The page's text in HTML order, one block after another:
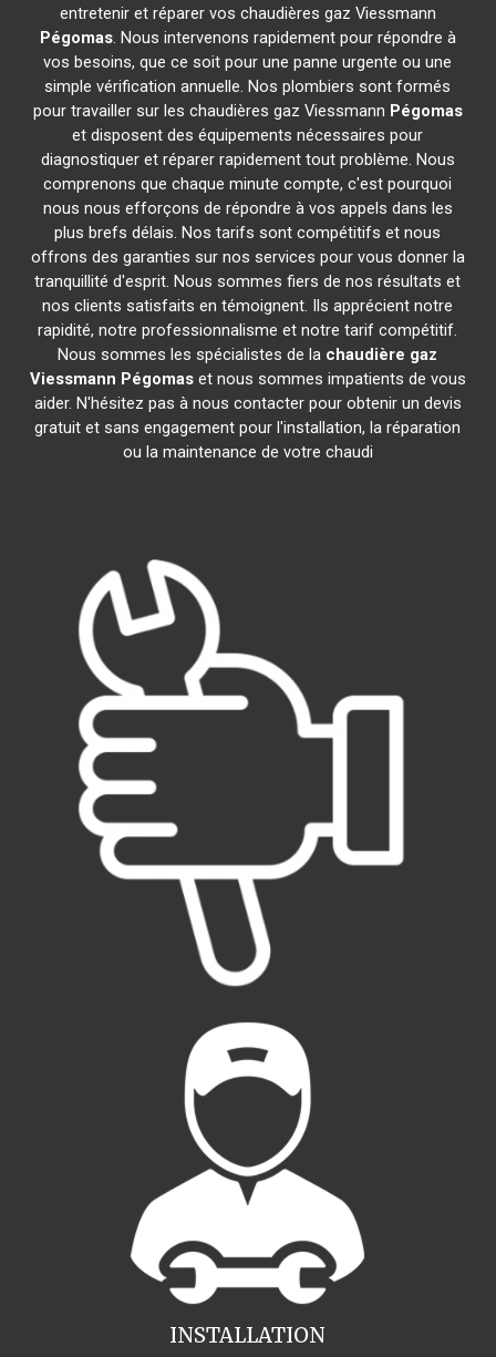
entretenir et réparer vos chaudières gaz Viessmann
Pégomas. Nous intervenons rapidement pour répondre à
vos besoins, que ce soit pour une panne urgente ou une
simple vérification annuelle. Nos plombiers sont formés
pour travailler sur les chaudières gaz Viessmann Pégomas
et disposent des équipements nécessaires pour
diagnostiquer et réparer rapidement tout problème. Nous
comprenons que chaque minute compte, c'est pourquoi
nous nous efforçons de répondre à vos appels dans les
plus brefs délais. Nos tarifs sont compétitifs et nous
offrons des garanties sur nos services pour vous donner la
tranquillité d'esprit. Nous sommes fiers de nos résultats et
nos clients satisfaits en témoignent. Ils apprécient notre
rapidité, notre professionnalisme et notre tarif compétitif.
Nous sommes les spécialistes de la chaudière gaz
Viessmann Pégomaset nous sommes impatients de vous
aider. N'hésitez pas à nous contacter pour obtenir un devis
gratuit et sans engagement pour l'installation, la réparation
ou la maintenance de votre chaudi
INSTALLATION